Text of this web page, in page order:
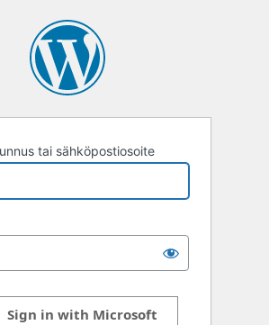
tai sähköpostiosoite
Sign in with Microsoft